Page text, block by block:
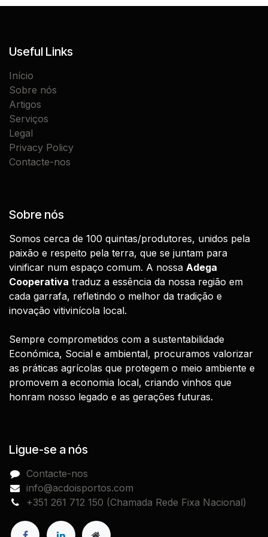
Useful Links
Início
Sobre nós
Artigos
Serviços
Legal
Privacy Policy
Contacte-nos
Sobre nós
Somos cerca de 100 quintas/produtores, unidos pela
paixão e respeito pela terra, que se juntam para
vinificar num espaço comum. A nossa Adega
Cooperativa traduz a essência da nossa região em
cada garrafa, refletindo o melhor da tradição e
inovação vitivinícola local.
Sempre comprometidos com a sustentabilidade
Económica, Social e ambiental, procuramos valorizar
as práticas agrícolas que protegem o meio ambiente e
promovem a economia local, criando vinhos que
honram nosso legado e as gerações futuras.
Ligue-se a nós
Contacte-nos
info@acdoisportos.com
+351 261 712 150 (Chamada Rede Fixa Nacional)